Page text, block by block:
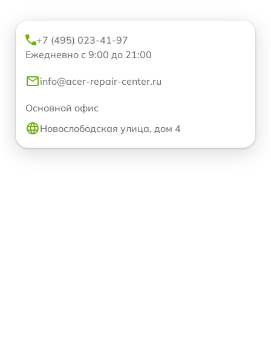
+7 (495) 023-41-97
Ежедневно с 9:00 до 21:00
info@acer-repair-center.ru
Основной офис
Новослободская улица, дом 4